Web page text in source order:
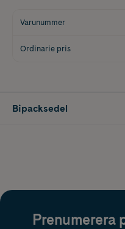
Varunummer
Ordinarie pris
Bipacksedel
Prenumerera